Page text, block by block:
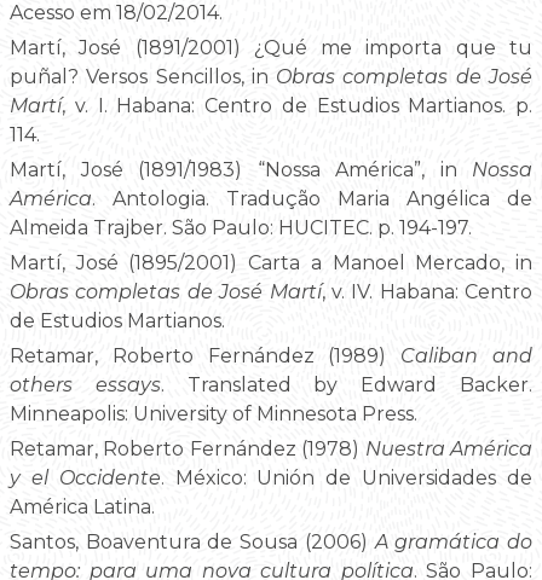
Acesso em 18/02/2014.
Martí, José (1891/2001) ¿Qué me importa que tu
puñal? Versos Sencillos, in Obras completas de José
Martí, v. I. Habana: Centro de Estudios Martianos. p.
114.
Martí, José (1891/1983) “Nossa América”, in Nossa
América. Antologia. Tradução Maria Angélica de
Almeida Trajber. São Paulo: HUCITEC. p. 194-197.
Martí, José (1895/2001) Carta a Manoel Mercado, in
Obras completas de José Martí, v. IV. Habana: Centro
de Estudios Martianos.
Retamar, Roberto Fernández (1989) Caliban and
others essays. Translated by Edward Backer.
Minneapolis: University of Minnesota Press.
Retamar, Roberto Fernández (1978) Nuestra América
y el Occidente. México: Unión de Universidades de
América Latina.
Santos, Boaventura de Sousa (2006)A gramática do
tempo: para uma nova cultura política. São Paulo: